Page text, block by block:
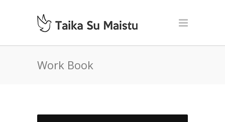
Work Book